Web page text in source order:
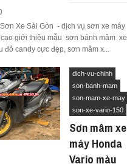
Xe Sài Gòn - dịch vụ sơn xe máy
giới thiệu mẫu sơn bánh mâm xe
đỏ candy cực đẹp, sơn mâm x...
dich-vu-chinh
son-banh-mam
son-mam-xe-may
son-xe-vario-150
Sơn mâm xe
máy Honda
Vario màu